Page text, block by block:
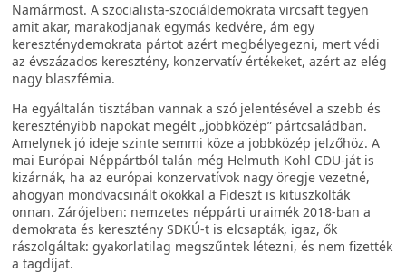
Namármost. A szocialista-szociáldemokrata vircsaft tegyen
amit akar, marakodjanak egymás kedvére, ám egy
kereszténydemokrata pártot azért megbélyegezni, mert védi
az évszázados keresztény, konzervatív értékeket, azért az elég
nagy blaszfémia.
Ha egyáltalán tisztában vannak a szó jelentésével a szebb és
keresztényibb napokat megélt „jobbközép” pártcsaládban.
Amelynek jó ideje szinte semmi köze a jobbközép jelzőhöz. A
mai Európai Néppártból talán még Helmuth Kohl CDU-ját is
kizárnák, ha az európai konzervatívok nagy öregje vezetné,
ahogyan mondvacsinált okokkal a Fideszt is kituszkolták
onnan. Zárójelben: nemzetes néppárti uraimék 2018-ban a
demokrata és keresztény SDKÚ-t is elcsapták, igaz, ők
rászolgáltak: gyakorlatilag megszűntek létezni, és nem fizették
a tagdíjat.